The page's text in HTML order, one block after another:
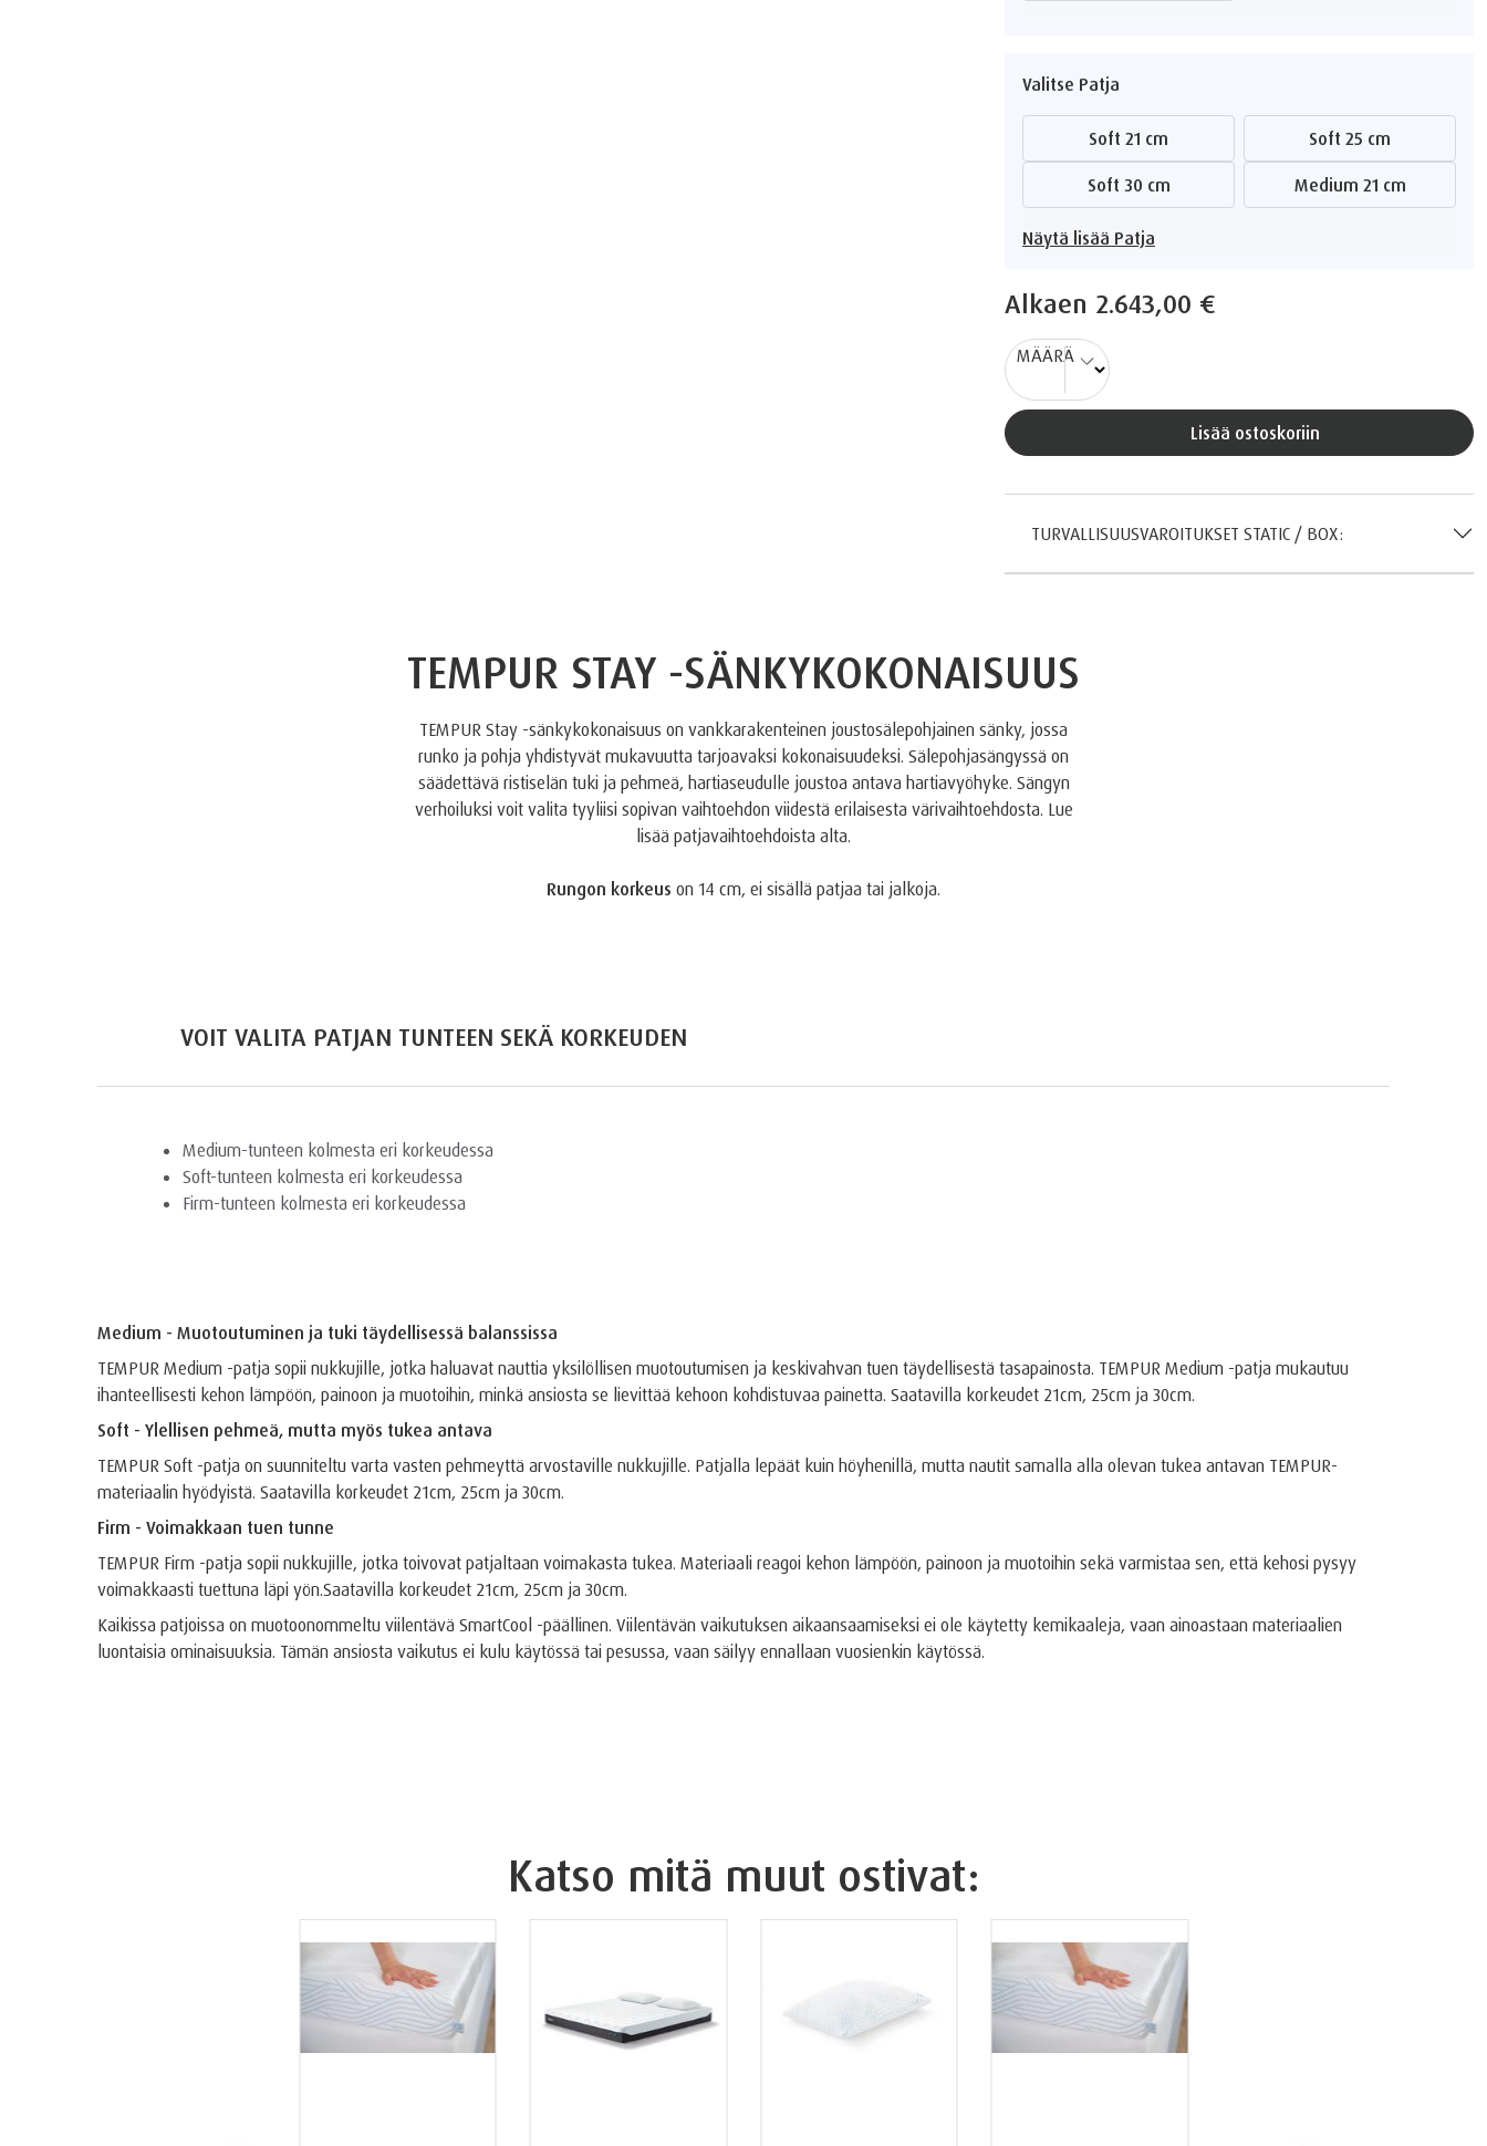
Valitse Patja
Soft 21 cm Soft 25 cm
Soft 30 cm Medium 21 cm
Näytä lisää Patja
Alkaen 2.643,00 €
MÄÄRÄ
Lisää ostoskoriin
TURVALLISUUSVAROITUKSET STATIC / BOX:
TEMPUR STAY -SÄNKYKOKONAISUUS
TEMPUR Stay -sänkykokonaisuus on vankkarakenteinen joustosälepohjainen sänky, jossa
runko ja pohja yhdistyvät mukavuutta tarjoavaksi kokonaisuudeksi. Sälepohjasängyssä on
säädettävä ristiselän tuki ja pehmeä, hartiaseudulle joustoa antava hartiavyöhyke. Sängyn
verhoiluksi voit valita tyyliisi sopivan vaihtoehdon viidestä erilaisesta värivaihtoehdosta. Lue
lisää patjavaihtoehdoista alta.
Rungon korkeus on 14 cm, ei sisällä patjaa tai jalkoja.
VOIT VALITA PATJAN TUNTEEN SEKÄ KORKEUDEN
Medium-tunteen kolmesta eri korkeudessa
Soft-tunteen kolmesta eri korkeudessa
Firm-tunteen kolmesta eri korkeudessa
Medium - Muotoutuminen ja tuki täydellisessä balanssissa
TEMPUR Medium -patja sopii nukkujille, jotka haluavat nauttia yksilöllisen muotoutumisen ja keskivahvan tuen täydellisestä tasapainosta. TEMPUR Medium -patja mukautuu
ihanteellisesti kehon lämpöön, painoon ja muotoihin, minkä ansiosta se lievittää kehoon kohdistuvaa painetta. Saatavilla korkeudet 21cm, 25cm ja 30cm.
Soft - Ylellisen pehmeä, mutta myös tukea antava
TEMPUR Soft -patja on suunniteltu varta vasten pehmeyttä arvostaville nukkujille. Patjalla lepäät kuin höyhenillä, mutta nautit samalla alla olevan tukea antavan TEMPUR-
materiaalin hyödyistä. Saatavilla korkeudet 21cm, 25cm ja 30cm.
Firm - Voimakkaan tuen tunne
TEMPUR Firm -patja sopii nukkujille, jotka toivovat patjaltaan voimakasta tukea. Materiaali reagoi kehon lämpöön, painoon ja muotoihin sekä varmistaa sen, että kehosi pysyy
voimakkaasti tuettuna läpi yön.Saatavilla korkeudet 21cm, 25cm ja 30cm.
Kaikissa patjoissa on muotoonommeltu viilentävä SmartCool -päällinen. Viilentävän vaikutuksen aikaansaamiseksi ei ole käytetty kemikaaleja, vaan ainoastaan materiaalien
luontaisia ominaisuuksia. Tämän ansiosta vaikutus ei kulu käytössä tai pesussa, vaan säilyy ennallaan vuosienkin käytössä.
Katso mitä muut ostivat: